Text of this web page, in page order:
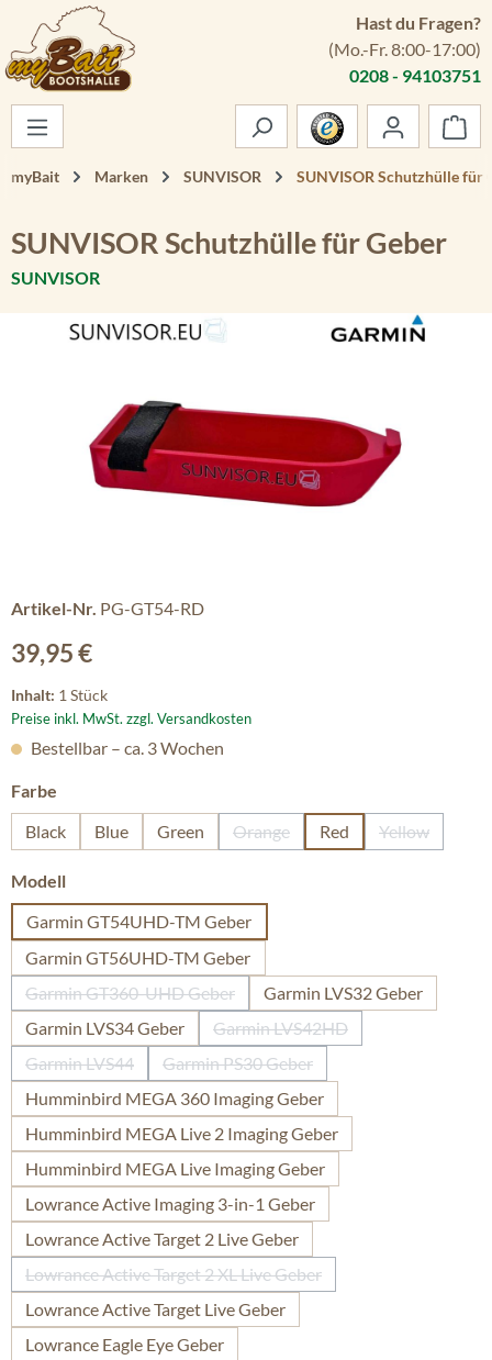
Zum Hauptinhalt springen
Hast du Fragen?
(Mo.-Fr. 8:00-17:00)
0208 - 94103751
myBait Marken SUNVISOR SUNVISOR Schutzhülle für
SUNVISOR Schutzhülle für Geber
SUNVISOR
Bildergalerie überspringen
Artikel-Nr. PG-GT54-RD
Regulärer Preis:
39,95 €
Inhalt: 1 Stück
Preise inkl. MwSt. zzgl. Versandkosten
Bestellbar – ca. 3 Wochen
Farbe
Black
Blue Green Orange
(Diese Option ist zurzeit nicht
Red Yellow
(Diese
Modellauswählen
Garmin GT54UHD-TM Geber
Garmin GT56UHD-TM Geber
Garmin GT360-UHD Geber
(Diese Option ist zurzeit nicht verfügbar.)
Garmin LVS32 Geber
Garmin LVS34 Geber
Garmin LVS42HD
(Diese Option ist zurzeit nicht
Garmin LVS44
(Diese Option ist zurzeit nicht verfügbar.)
Garmin PS30 Geber
(Diese Option ist zurzeit nicht
Humminbird MEGA 360 Imaging Geber
Humminbird MEGA Live 2 Imaging Geber
Humminbird MEGA Live Imaging Geber
Lowrance Active Imaging 3-in-1 Geber
Lowrance Active Target 2 Live Geber
Lowrance Active Target 2 XL Live Geber
(Diese Option ist zurzeit nicht verfügbar.)
Lowrance Active Target Live Geber
Lowrance Eagle Eye Geber